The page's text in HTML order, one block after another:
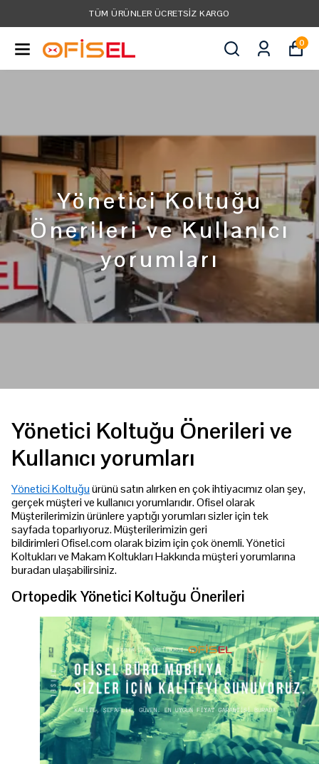
TÜM KREDI KARTLARINA VADE FARKSIZ 3
0
Yönetici Koltuğu
Önerileri ve Kullanıcı
yorumları
Yönetici Koltuğu Önerileri ve
Kullanıcı yorumları
Yönetici Koltuğuürünü satın alırken en çok ihtiyacımız olan şey,
gerçek müşteri ve kullanıcı yorumlarıdır. Ofisel olarak
Müşterilerimizin ürünlere yaptığı yorumları sizler için tek
sayfada toparlıyoruz. Müşterilerimizin geri
bildirimleri Ofisel.com olarak bizim için çok önemli. Yönetici
Koltukları ve Makam Koltukları Hakkında müşteri yorumlarına
buradan ulaşabilirsiniz.
Ortopedik Yönetici Koltuğu Önerileri